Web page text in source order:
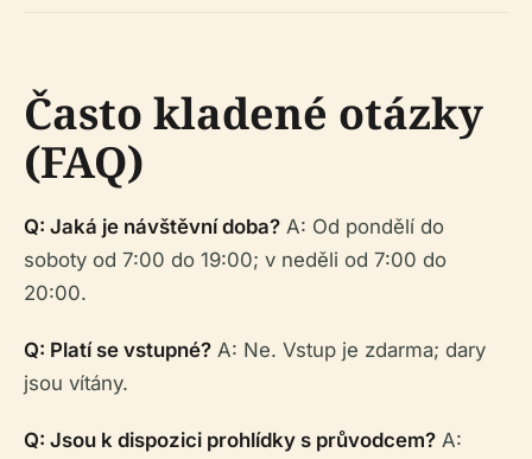
Často kladené otázky
(FAQ)
Q: Jaká je návštěvní doba? A: Od pondělí do
soboty od 7:00 do 19:00; v neděli od 7:00 do
20:00.
Q: Platí se vstupné? A: Ne. Vstup je zdarma; dary
jsou vítány.
Q: Jsou k dispozici prohlídky s průvodcem? A: